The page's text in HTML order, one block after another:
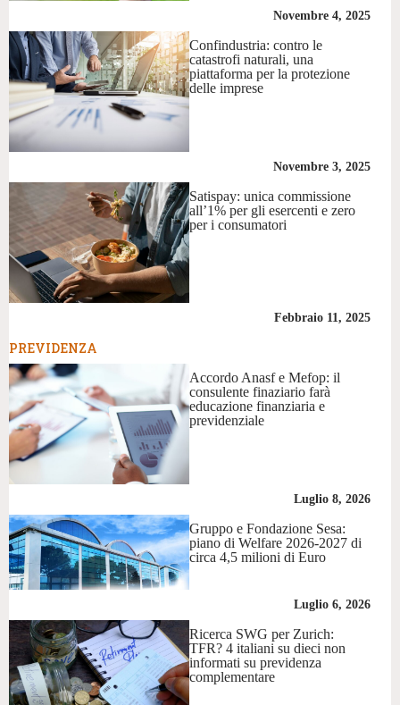
Novembre 4, 2025
Confindustria: contro le
catastrofi naturali, una
piattaforma per la protezione
delle imprese
Novembre 3, 2025
Satispay: unica commissione
all’1% per gli esercenti e zero
per i consumatori
Febbraio 11, 2025
PREVIDENZA
Accordo Anasf e Mefop: il
consulente finaziario farà
educazione finanziaria e
previdenziale
Luglio 8, 2026
Gruppo e Fondazione Sesa:
piano di Welfare 2026-2027 di
circa 4,5 milioni di Euro
Luglio 6, 2026
Ricerca SWG per Zurich:
TFR? 4 italiani su dieci non
informati su previdenza
complementare